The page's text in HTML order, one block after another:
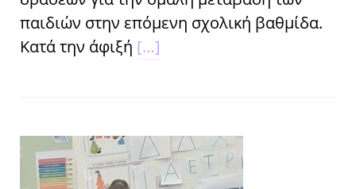
παιδιών στην επόμενη σχολική βαθμίδα.
Κατά την άφιξή […]